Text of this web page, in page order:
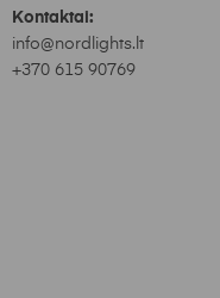
Kontaktai:
info@nordlights.lt
+370 615 90769